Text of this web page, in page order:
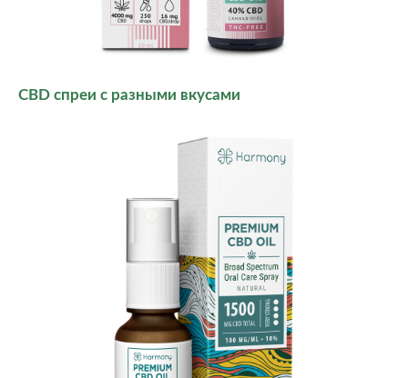
CBD спреи с разными вкусами